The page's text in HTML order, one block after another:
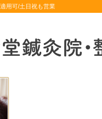
用可/土日祝も営業